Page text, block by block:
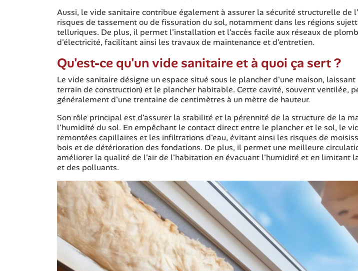
Aussi, le vide sanitaire contribue également à assurer la sécurité structurelle de
risques de tassement ou de fissuration du sol, notamment dans les régions
telluriques. De plus, il permet l'installation et l'accès facile aux réseaux de
d'électricité, facilitant ainsi les travaux de maintenance et d'entretien.
Qu'est-ce qu'un vide sanitaire et à quoi ça sert ?
Le vide sanitaire désigne un espace situé sous le plancher d'une maison,
terrain de construction) et le plancher habitable. Cette cavité, souvent ventilée,
généralement d'une trentaine de centimètres à un mètre de hauteur.
Son rôle principal est d'assurer la stabilité et la pérennité de la structure de la
l'humidité du sol. En empêchant le contact direct entre le plancher et le sol, le
remontées capillaires et les infiltrations d'eau, évitant ainsi les risques de
bois et de détérioration des fondations. De plus, il permet une meilleure
améliorer la qualité de l'air de l'habitation en évacuant l'humidité et en limitant
et des polluants.